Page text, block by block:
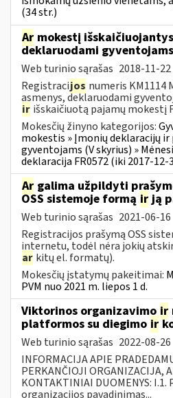
(34 str.)
Ar mokestį
deklaruodami
Web turinio sąrašas 2018-11-22
Registracijos numeris KM1114
asmenys, deklaruodami
ir išskaičiuotą pajamų mokestį
Mokesčių žinyno kategorijos:
mokestis » Įmonių deklaracijų
gyventojams (V skyrius) »
deklaracija FR0572 (iki 2017-12-
Ar galima užpildyti
OSS sistemoje formą irją
Web turinio sąrašas 2021-06-16
Registracijos prašymą OSS
internetu, todėl nėra jokių
ar kitų el. formatų).
Mokesčių įstatymų pakeitimai:
PVM nuo 2021 m. liepos 1 d.
Viktorinos organizavimo ir
platformos su diegimo ir
Web turinio sąrašas 2022-08-26
INFORMACIJA APIE
PERKANČIOJI ORGANIZACIJA,
KONTAKTINIAI DUOMENYS:
organizacijos pavadinimas...